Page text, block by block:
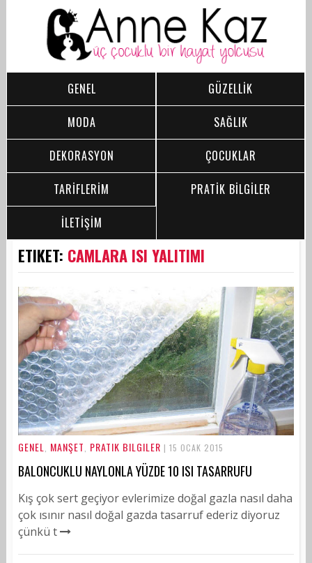
GENEL
GÜZELLİK
MODA
SAĞLIK
DEKORASYON
ÇOCUKLAR
TARİFLERİM
PRATİK BİLGİLER
İLETİŞİM
ETIKET: CAMLARA ISI YALITIMI
GENEL MANŞET PRATIK BILGILER | 15 OCAK 2015
BALONCUKLU NAYLONLA YÜZDE 10 ISI TASARRUFU
Kış çok sert geçiyor evlerimize doğal gazla nasıl daha
çok ısınır nasıl doğal gazda tasarruf ederiz diyoruz
çünkü t